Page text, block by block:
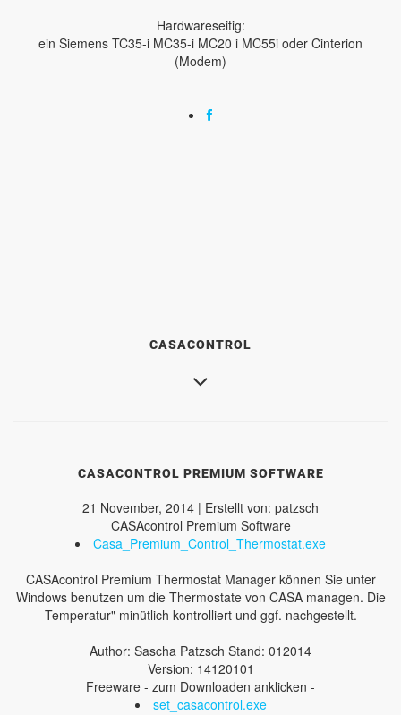
Hardwareseitig:
ein Siemens TC35-i MC35-i MC20 i MC55i oder Cinterion
(Modem)
CASACONTROL
CASACONTROL PREMIUM SOFTWARE
21 November, 2014 | Erstellt von: patzsch
CASAcontrol Premium Software
Casa_Premium_Control_Thermostat.exe
CASAcontrol Premium Thermostat Manager können Sie unter
Windows benutzen um die Thermostate von CASA managen. Die
Temperatur" minütlich kontrolliert und ggf. nachgestellt.
Author: Sascha Patzsch Stand: 012014
Version: 14120101
Freeware - zum Downloaden anklicken -
set_casacontrol.exe